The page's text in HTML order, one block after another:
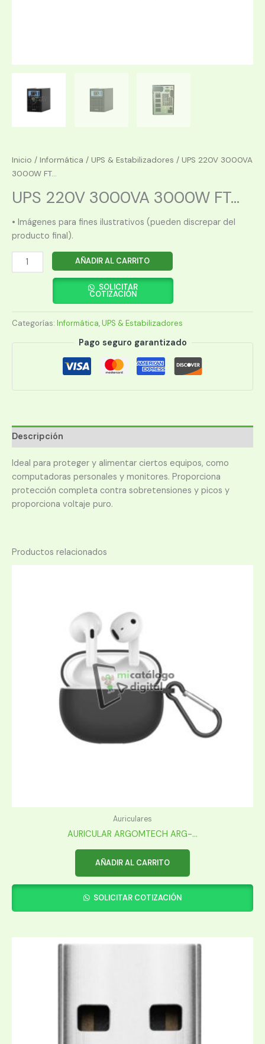
Inicio / Informática / UPS & Estabilizadores / UPS 220V 3000VA
3000W FT...
UPS 220V 3000VA 3000W FT...
• Imágenes para fines ilustrativos (pueden discrepar del
producto final).
UPS
220V
FTXO3000
ON
cantidad
AÑADIR AL CARRITO
SOLICITAR
COTIZACIÓN
Categorías: Informática,UPS & Estabilizadores
Pago seguro garantizado
Descripción
Ideal para proteger y alimentar ciertos equipos, como
computadoras personales y monitores. Proporciona
protección completa contra sobretensiones y picos y
proporciona voltaje puro.
Productos relacionados
Auriculares
AURICULAR ARGOMTECH ARG-...
AÑADIR AL CARRITO
SOLICITAR COTIZACIÓN